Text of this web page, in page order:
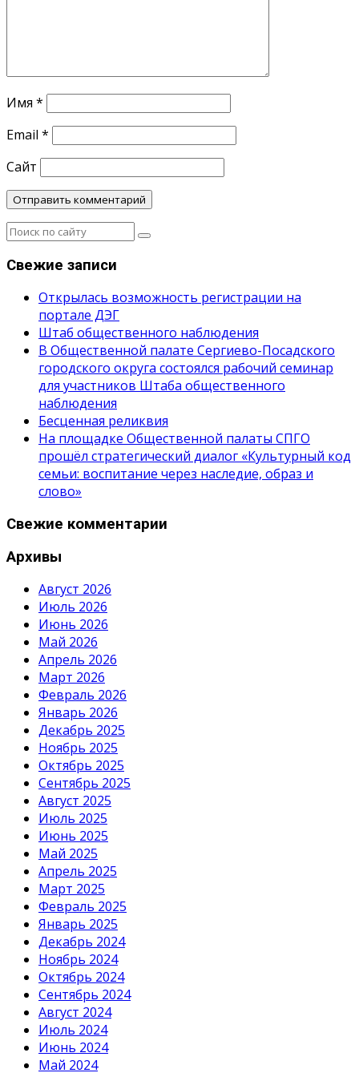
Имя *
Email *
Сайт
Свежие записи
Открылась возможность регистрации на
портале ДЭГ
Штаб общественного наблюдения
В Общественной палате Сергиево-Посадского
городского округа состоялся рабочий семинар
для участников Штаба общественного
наблюдения
Бесценная реликвия
На площадке Общественной палаты СПГО
прошёл стратегический диалог «Культурный код
семьи: воспитание через наследие, образ и
слово»
Свежие комментарии
Архивы
Август 2026
Июль 2026
Июнь 2026
Май 2026
Апрель 2026
Март 2026
Февраль 2026
Январь 2026
Декабрь 2025
Ноябрь 2025
Октябрь 2025
Сентябрь 2025
Август 2025
Июль 2025
Июнь 2025
Май 2025
Апрель 2025
Март 2025
Февраль 2025
Январь 2025
Декабрь 2024
Ноябрь 2024
Октябрь 2024
Сентябрь 2024
Август 2024
Июль 2024
Июнь 2024
Май 2024